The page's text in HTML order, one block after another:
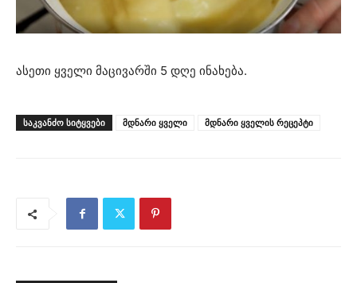
ასეთი ყველი მაცივარში 5 დღე ინახება.
ᲡᲐᲙᲕᲐᲜᲫᲝ ᲡᲘᲢᲧᲕᲔᲑᲘ მდნარი ყველი მდნარი ყველის რეცეპტი